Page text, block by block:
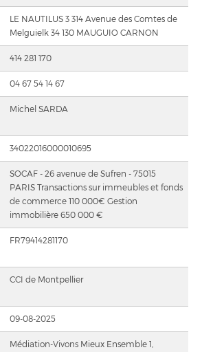
LE NAUTILUS 3 314 Avenue des Comtes de
Melguielk 34 130 MAUGUIO CARNON
414 281 170
04 67 54 14 67
Michel SARDA
34022016000010695
SOCAF - 26 avenue de Sufren - 75015
PARIS Transactions sur immeubles et fonds
de commerce 110 000€ Gestion
immobilière 650 000 €
FR79414281170
CCI de Montpellier
09-08-2025
Médiation-Vivons Mieux Ensemble 1,